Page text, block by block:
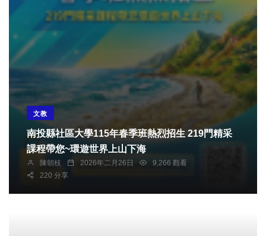
文教
南投縣社區大學115年春季班熱烈招生 219門精采
課程帶您~環遊世界上山下海
陳朝枝 2026年二月26日
9,266 觀看
220 分享